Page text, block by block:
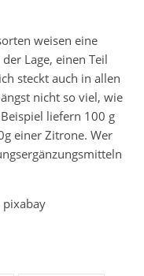
weisen eine
Lage, einen Teil
steckt auch in allen
nicht so viel, wie
liefern 100 g
einer Zitrone. Wer
pixabay